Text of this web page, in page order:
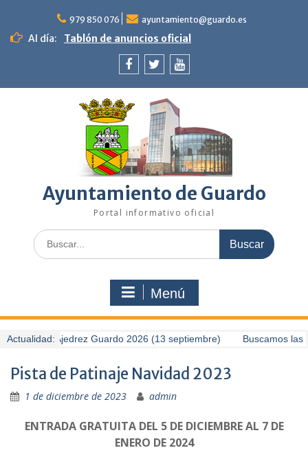
contenido
979 850 076 ayuntamiento@guardo.es
Al día: Tablón de anuncios oficial
Ayuntamiento de Guardo
Portal informativo oficial
Buscar:
Menú
Actualidad:de Ajedrez Guardo 2026 (13 septiembre) Buscamos las
Pista de Patinaje Navidad 2023
1 de diciembre de 2023 admin
ENTRADA GRATUITA DEL 5 DE DICIEMBRE AL 7 DE
ENERO DE 2024